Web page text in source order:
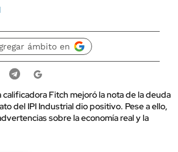
ámbito en
calificadora Fitch mejoró la nota de la deuda
del IPI Industrial dio positivo. Pese a ello,
sobre la economía real y la